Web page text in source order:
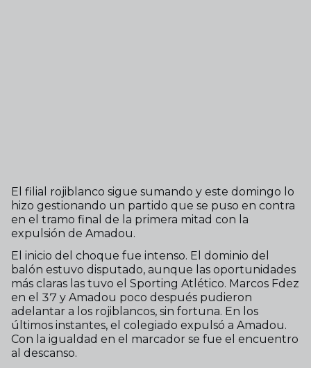
El filial rojiblanco sigue sumando y este domingo lo
hizo gestionando un partido que se puso en contra
en el tramo final de la primera mitad con la
expulsión de Amadou.
El inicio del choque fue intenso. El dominio del
balón estuvo disputado, aunque las oportunidades
más claras las tuvo el Sporting Atlético. Marcos Fdez
en el 37 y Amadou poco después pudieron
adelantar a los rojiblancos, sin fortuna. En los
últimos instantes, el colegiado expulsó a Amadou.
Con la igualdad en el marcador se fue el encuentro
al descanso.